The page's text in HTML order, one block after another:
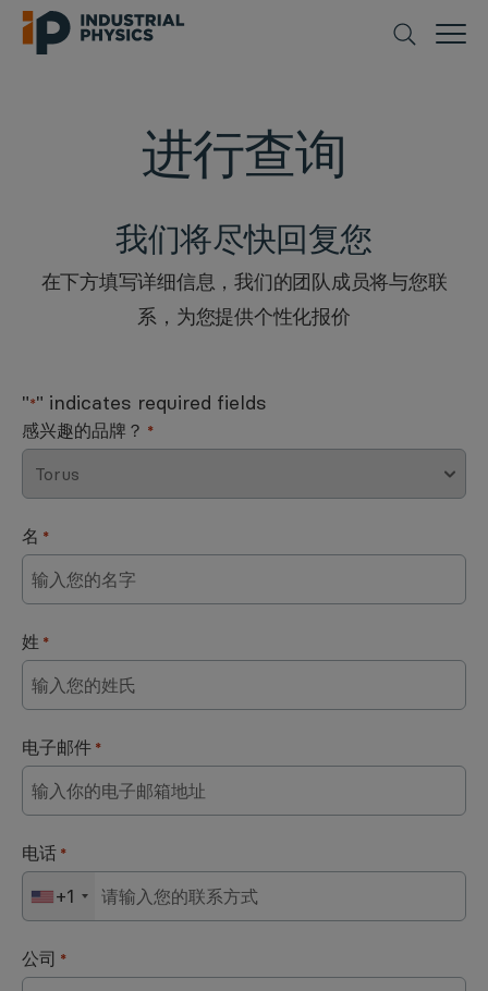
进行查询
我们将尽快回复您
在下方填写详细信息，我们的团队成员将与您联
系，为您提供个性化报价
"*" indicates required fields
感兴趣的品牌？ *
名 *
姓 *
电子邮件 *
电话 *
+1
公司 *